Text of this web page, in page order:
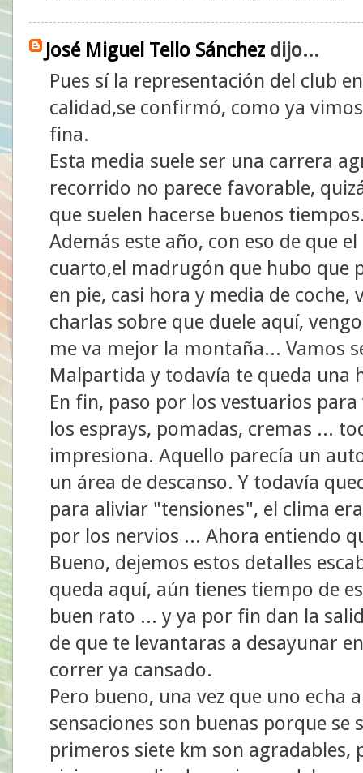
José Miguel Tello Sánchez dijo...
Pues sí la representación del club
calidad,se confirmó, como ya
fina.
Esta media suele ser una carrera
recorrido no parece favorable,
que suelen hacerse buenos
Además este año, con eso de que
cuarto,el madrugón que hubo que
en pie, casi hora y media de
charlas sobre que duele aquí,
me va mejor la montaña... Vamos
Malpartida y todavía te queda una
En fin, paso por los vestuarios
los esprays, pomadas, cremas ...
impresiona. Aquello parecía un
un área de descanso. Y todavía
para aliviar "tensiones", el clima
por los nervios ... Ahora entiendo
Bueno, dejemos estos detalles
queda aquí, aún tienes tiempo de
buen rato ... y ya por fin dan la
de que te levantaras a desayunar
correr ya cansado.
Pero bueno, una vez que uno echa
sensaciones son buenas porque se
primeros siete km son